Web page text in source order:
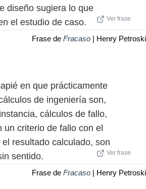
diseño sugiera lo que
el estudio de caso.
Ver frase
Frase de Fracaso | Henry Petroski
en que prácticamente
de ingeniería son,
cálculos de fallo,
un criterio de fallo con el
resultado calculado, son
sentido.
Ver frase
Frase de Fracaso | Henry Petroski